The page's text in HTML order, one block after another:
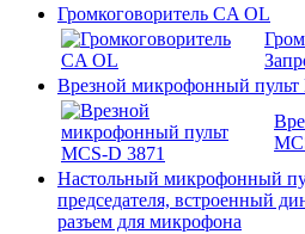
Громкоговоритель CA OL
Врезной микрофонный пульт
Настольный микрофонный
председателя, встроенный
разъем для микрофона